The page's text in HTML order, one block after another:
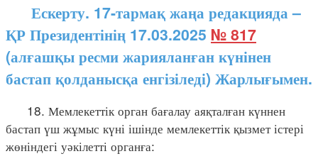
Ескерту. 17-тармақ жаңа редакцияда –
ҚР Президентінің 17.03.2025 № 817
(алғашқы ресми жарияланған күнінен
бастап қолданысқа енгізіледі) Жарлығымен.
18. Мемлекеттік орган бағалау аяқталған күннен
бастап үш жұмыс күні ішінде мемлекеттік қызмет істері
жөніндегі уәкілетті органға: